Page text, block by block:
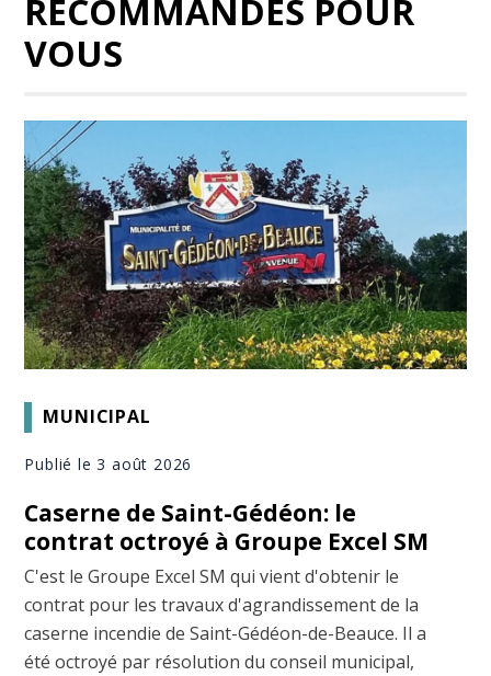
RECOMMANDÉS POUR
VOUS
MUNICIPAL
Publié le 3 août 2026
Caserne de Saint-Gédéon: le
contrat octroyé à Groupe Excel SM
C'est le Groupe Excel SM qui vient d'obtenir le
contrat pour les travaux d'agrandissement de la
caserne incendie de Saint-Gédéon-de-Beauce. Il a
été octroyé par résolution du conseil municipal,